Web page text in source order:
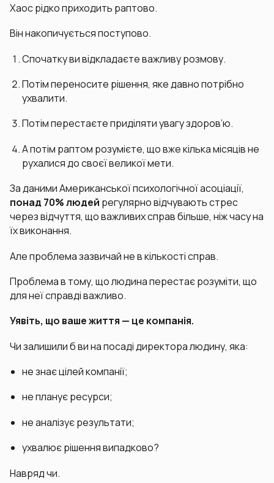
Хаос рідко приходить раптово.
Він накопичується поступово.
Спочатку ви відкладаєте важливу розмову.
Потім переносите рішення, яке давно потрібно
ухвалити.
Потім перестаєте приділяти увагу здоров’ю.
А потім раптом розумієте, що вже кілька місяців не
рухалися до своєї великої мети.
За даними Американської психологічної асоціації,
понад 70% людей регулярно відчувають стрес
через відчуття, що важливих справ більше, ніж часу на
їх виконання.
Але проблема зазвичай не в кількості справ.
Проблема в тому, що людина перестає розуміти, що
для неї справді важливо.
Уявіть, що ваше життя — це компанія.
Чи залишили б ви на посаді директора людину, яка:
не знає цілей компанії;
не планує ресурси;
не аналізує результати;
ухвалює рішення випадково?
Навряд чи.